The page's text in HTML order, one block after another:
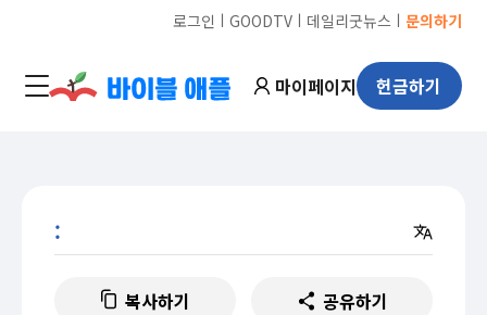
로그인 ㅣ GOODTVㅣ 데일리굿뉴스 ㅣ 문의하기
마이페이지 헌금하기
:
복사하기 공유하기